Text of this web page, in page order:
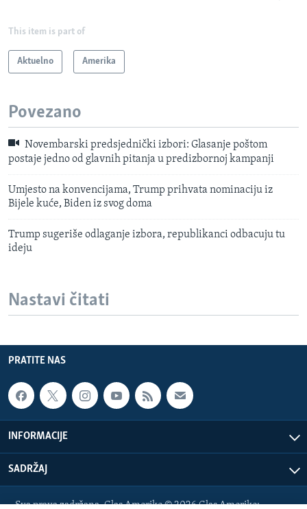
This item is part of
Aktuelno Amerika
Povezano
Novembarski predsjednički izbori: Glasanje poštom
postaje jedno od glavnih pitanja u predizbornoj kampanji
Umjesto na konvencijama, Trump prihvata nominaciju iz
Bijele kuće, Biden iz svog doma
Trump sugeriše odlaganje izbora, republikanci odbacuju tu
ideju
Nastavi čitati
PRATITE NAS
INFORMACIJE
SADRŽAJ
Sva prava zadržana. Glas Amerike © 2026 Glas Amerike: